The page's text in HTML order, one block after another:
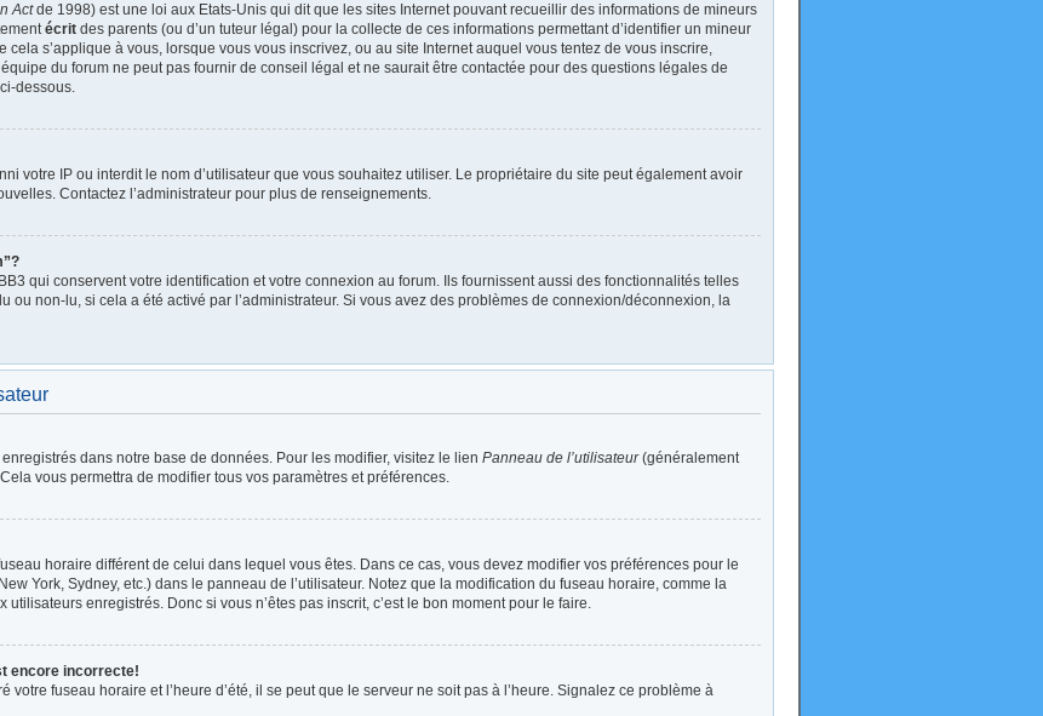
Actde 1998) est une loi aux Etats-Unis qui dit que les sites Internet pouvant recueillir des informations de mineurs
écrit des parents (ou d’un tuteur légal) pour la collecte de ces informations permettant d’identifier un mineur
cela s’applique à vous, lorsque vous vous inscrivez, ou au site Internet auquel vous tentez de vous inscrire,
du forum ne peut pas fournir de conseil légal et ne saurait être contactée pour des questions légales de
dessous.
votre IP ou interdit le nom d’utilisateur que vous souhaitez utiliser. Le propriétaire du site peut également avoir
Contactez l’administrateur pour plus de renseignements.
qui conservent votre identification et votre connexion au forum. Ils fournissent aussi des fonctionnalités telles
ou non-lu, si cela a été activé par l’administrateur. Si vous avez des problèmes de connexion/déconnexion, la
dans notre base de données. Pour les modifier, visitez le lien Panneau de l’utilisateur(généralement
vous permettra de modifier tous vos paramètres et préférences.
horaire différent de celui dans lequel vous êtes. Dans ce cas, vous devez modifier vos préférences pour le
York, Sydney, etc.) dans le panneau de l’utilisateur. Notez que la modification du fuseau horaire, comme la
utilisateurs enregistrés. Donc si vous n’êtes pas inscrit, c’est le bon moment pour le faire.
encore incorrecte!
votre fuseau horaire et l’heure d’été, il se peut que le serveur ne soit pas à l’heure. Signalez ce problème à